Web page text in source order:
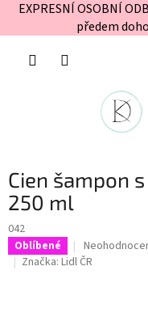
EXPRESNÍ OSOBNÍ
předem
Cien šampon
250 ml
042
Oblíbené
Průměrné
hodnocení
Značka: Lidl ČR